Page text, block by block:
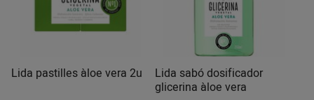
Lida pastilles àloe vera 2u
Lida sabó dosificador
glicerina àloe vera